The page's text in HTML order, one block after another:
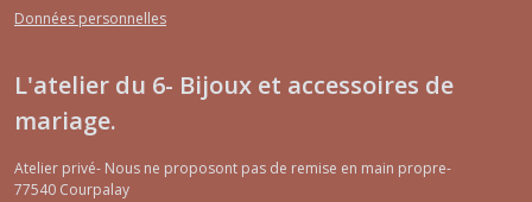
Données personnelles
L'atelier du 6- Bijoux et accessoires de
mariage.
Atelier privé- Nous ne proposont pas de remise en main propre-
77540 Courpalay